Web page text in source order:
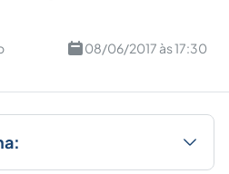
08/06/2017 às 17:30